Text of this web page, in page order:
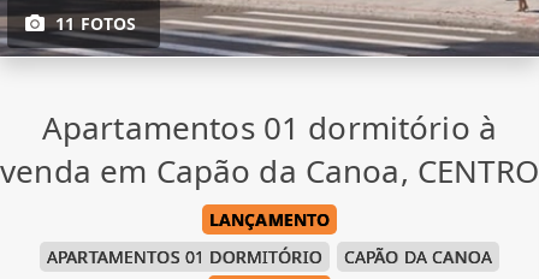
11 FOTOS
Apartamentos 01 dormitório à
venda em Capão da Canoa, CENTRO
LANÇAMENTO
APARTAMENTOS 01 DORMITÓRIO
CAPÃO DA CANOA